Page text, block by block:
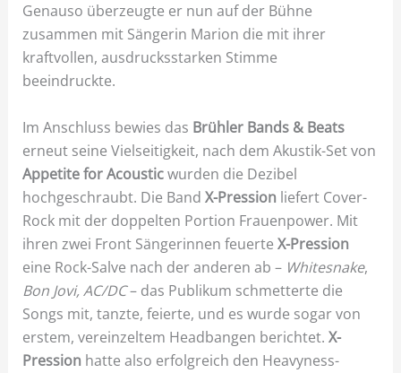
Genauso überzeugte er nun auf der Bühne
zusammen mit Sängerin Marion die mit ihrer
kraftvollen, ausdrucksstarken Stimme
beeindruckte.
Im Anschluss bewies das Brühler Bands & Beats
erneut seine Vielseitigkeit, nach dem Akustik-Set von
Appetite for Acousticwurden die Dezibel
hochgeschraubt. Die Band X-Pression liefert Cover-
Rock mit der doppelten Portion Frauenpower. Mit
ihren zwei Front Sängerinnen feuerte X-Pression
eine Rock-Salve nach der anderen ab – Whitesnake,
Bon Jovi, AC/DC– das Publikum schmetterte die
Songs mit, tanzte, feierte, und es wurde sogar von
erstem, vereinzeltem Headbangen berichtet. X-
Pression hatte also erfolgreich den Heavyness-